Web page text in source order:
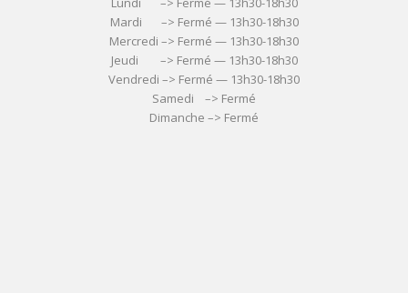
Mardi –> Fermé — 13h30-18h30
Mercredi –> Fermé — 13h30-18h30
Jeudi –> Fermé — 13h30-18h30
Vendredi –> Fermé — 13h30-18h30
Samedi –> Fermé
Dimanche –> Fermé